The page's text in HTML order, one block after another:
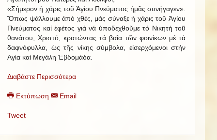
«Σήμερον ἡ χάρις τοῦ Ἁγίου Πνεύματος ἡμᾶς συνήγαγεν».
Ὅπως ψάλλουμε ἀπό χθές, μάς σύναξε ἡ χάρις τοῦ Ἁγίου
Πνεύματος καί ἐφέτος γιά νά ὑποδεχθοῦμε τό Νικητή τοῦ
θανάτου, Χριστό, κρατώντας τά βαΐα τῶν φοινίκων μέ τά
δαφνόφυλλα, ὡς τῆς νίκης σύμβολα, εἰσερχόμενοι στήν
Ἁγία καί Μεγάλη Ἑβδομάδα.
Διαβάστε Περισσότερα
Εκτύπωση Email
Tweet